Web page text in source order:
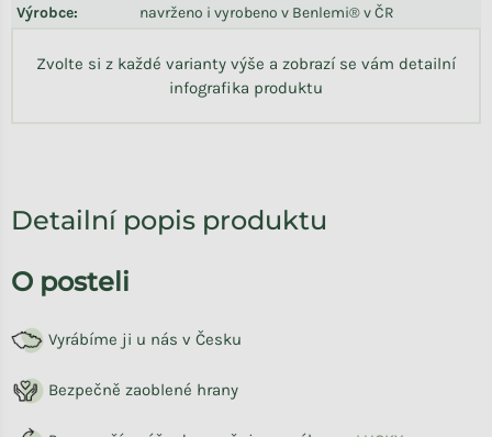
Výrobce: navrženo i vyrobeno v Benlemi® v ČR
Zvolte si z každé varianty výše a zobrazí se vám detailní
infografika produktu
Detailní popis produktu
O posteli
Vyrábíme ji u nás v Česku
Bezpečně zaoblené hrany